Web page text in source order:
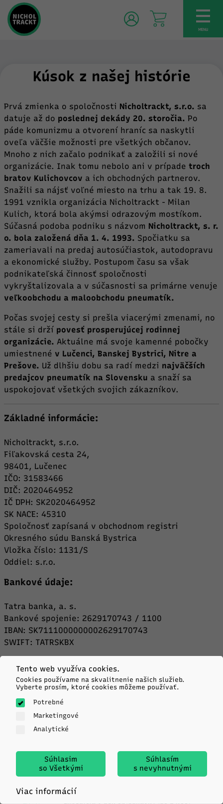
MENU
Kúsok z našej histórie
Prvá zmienka o spoločnosti Nicholtrackt, s.r.o. sa
datuje až do poslednej dekády 20. storočia. Po
páde komunizmu a otvorení hraníc sa naskytli
oveľa väčšie možnosti pre všetkých občanov.
Mnoho z nich začalo podnikať a založili si nové
organizácie. Inak tomu nebolo ani v prípade troch
bratov Kulichovcov a ich obchodných partnerov.
Snažili sa nájsť voľné miesto na trhu a tak 19. 8.
1991 vznikla organizácia Nicholtrackt - Milan
Kulich, ktorá bola akýmsi odrazovým mostíkom.
Súčasná podoba podniku s názvom Nicholtrackt, s. r.
o. bola založená dňa 1. 4. 1993. Spočiatku sa
zameriavali na predaj autosúčiastok, autodopravu
a ekonomické služby. Postupom času sa však
podnikateľská činnosť spoločnosti
vykryštalizovala a v súčasnosti sa primárne venuje
veľkoobchodu a maloobchodu pneumatík.
Počas svojej cesty si prešla viacerými zmenami, no
stále si drží povesť prosperujúcej rodinnej
organizácie. Aktuálne má svoje kamenné pobočky
umiestnené v Lučenci, Banskej Bystrici, Nitre a
Prešove. Už dlhšiu dobu sa radí medzi najväčších
predajcov pneumatík na Slovensku a snaží sa
uspokojovať všetkých svojich zákazníkov.
Základné informácie:
Nicholtrackt, s.r.o.
Fiľakovská cesta 24,
98401, Lučenec
IČO: 31583466
DIČ: 2020464952
IČ DPH: SK2020464952
SK NACE: 45310
Spoločnosť zapísaná v obchodnom registri
Okresného súdu Banská Bystrica
Vložka číslo: 1131/S
Oddiel: s.r.o.
Bankové údaje:
Tatra banka, a. s.
Bankové spojenie: 2629170743 / 1100
IBAN: SK7111000000002629170743
SWIFT: TATRSKBX
Tento web využíva cookies.
Cookies používame na skvalitnenie našich služieb.
Vyberte prosím, ktoré cookies môžeme používať.
Potrebné
Marketingové
Analytické
Súhlasim
so Všetkými
Súhlasím
s nevyhnutnými
Viac informácií
Vyhľadanie podľa ŠPZ
Špecialista na pneumatiky od roku 1991
Expedícia v deň objednávky (do 14:00)